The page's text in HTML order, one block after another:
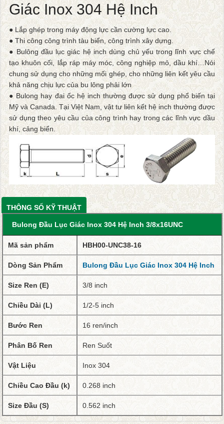
Giác Inox 304 Hệ Inch
● Lắp ghép trong máy động lực cần cường lực cao.
● Thi công công trình tàu biển, công trình xây dựng.
● Bulông đầu lục giác hệ inch dùng chủ yếu trong lĩnh vực chế
tạo khuôn cối, lắp ráp máy móc, công nghiệp mỏ, dầu khí…Nói
chung sử dụng cho những mối ghép, cho những liên kết yêu cầu
khả năng chịu lực của bu lông phải lớn
● Bulong hay đai ốc hệ inch thường được sử dụng phổ biến tại
Mỹ và Canada. Tại Việt Nam, vật tư liên kết hệ inch thường được
sử dụng theo yêu cầu của công trình hay trong các lĩnh vực dầu
khí, cảng biển.
THÔNG SỐ KỸ THUẬT
Bulong Đầu Lục Giác Inox 304 Hệ Inch 3/8x16UNC
Mã sản phẩm HBH00-UNC38-16
Dòng Sản Phẩm Bulong Đầu Lục Giác Inox 304 Hệ Inch
Size Ren (E) 3/8 inch
Chiều Dài (L) 1/2-5 inch
Bước Ren 16 ren/inch
Phân Bố Ren Ren Suốt
Vật Liệu Inox 304
Chiều Cao Đầu (k) 0.268 inch
Size Đầu (S) 0.562 inch